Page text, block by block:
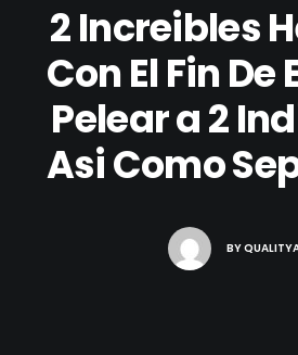
2 Increibles
Con El Fin
Pelear a 2
Asi­ Como
BY